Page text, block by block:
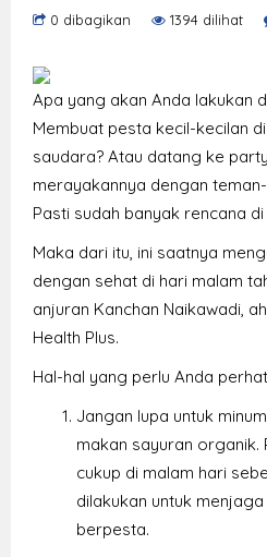
0 dibagikan 1394 dilihat
Apa yang akan Anda lakukan
Membuat pesta kecil-kecilan
saudara? Atau datang ke
merayakannya dengan
Pasti sudah banyak rencana
Maka dari itu, ini saatnya
dengan sehat di hari malam
anjuran Kanchan Naikawadi,
Health Plus.
Hal-hal yang perlu Anda
Jangan lupa untuk
makan sayuran organik.
cukup di malam hari
dilakukan untuk
berpesta.